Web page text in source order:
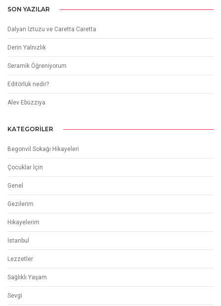
SON YAZILAR
Dalyan İztuzu ve Caretta Caretta
Derin Yalnızlık
Seramik Öğreniyorum
Editörlük nedir?
Alev Ebüzziya
KATEGORILER
Begonvil Sokağı Hikayeleri
Çocuklar İçin
Genel
Gezilerim
Hikayelerim
İstanbul
Lezzetler
Sağlıklı Yaşam
Sevgi